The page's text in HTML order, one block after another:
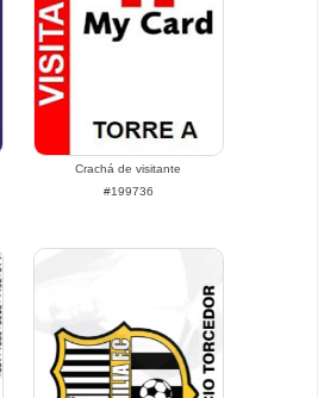
Crachá de visitante
#199736